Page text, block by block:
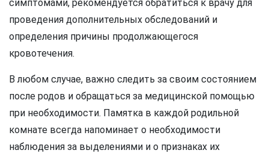
симптомами, рекомендуется обратиться к врачу для
проведения дополнительных обследований и
определения причины продолжающегося
кровотечения.
В любом случае, важно следить за своим состоянием
после родов и обращаться за медицинской помощью
при необходимости. Памятка в каждой родильной
комнате всегда напоминает о необходимости
наблюдения за выделениями и о признаках их